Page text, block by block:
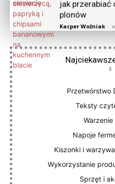
jak przerabiać
plonów
Kacper Woźniak -
Przetwórstwo
Teksty
Warzenie
Napoje
Kiszonki i
Wykorzystanie
Sprzęt i